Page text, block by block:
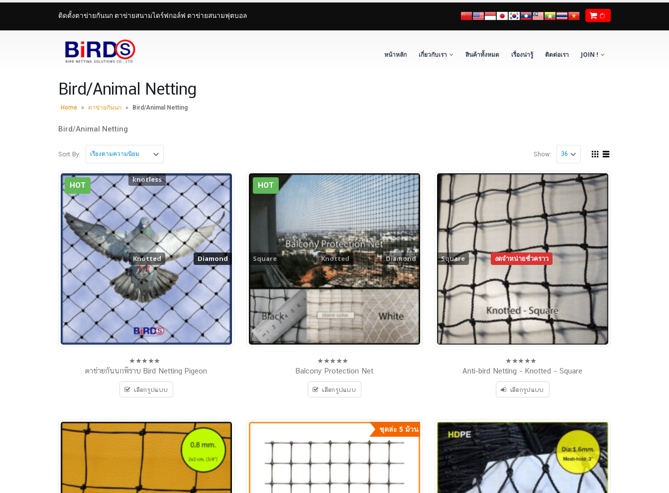
ติดตั้งตาข่ายกันนก ตาข่ายสนามไดร์ฟกอล์ฟ ตาข่ายสนามฟุตบอล
หน้าหลัก เกี่ยวกับเรา สินค้าทั้งหมด เรื่องน่ารู้ ติดต่อเรา JOIN !
Bird/Animal Netting
Home » ตาข่ายกันนก » Bird/Animal Netting
Bird/Animal Netting
Sort By: Show:
HOT
Diamond
Diamond
knotless
Knotted
0
of
5
ตาข่ายกันนกพิราบ Bird Netting Pigeon
เลือกรูปแบบ
HOT
Diamond
Knotted
Square
0
of
5
Balcony Protection Net
เลือกรูปแบบ
Knotted
Square งดจำหน่ายชั่วคราว
0
of
5
Anti-bird Netting – Knotted – Square
เลือกรูปแบบ
ชุดล่ะ 5 ม้วน